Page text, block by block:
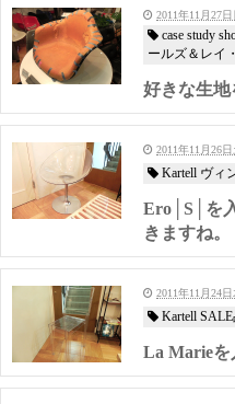
2011年11月27日
case study
ールズ＆レイ
好きな生地
2011年11月26日
Kartell ヴィ
Ero│S│を
きますね。
2011年11月24日
Kartell
La Marieを